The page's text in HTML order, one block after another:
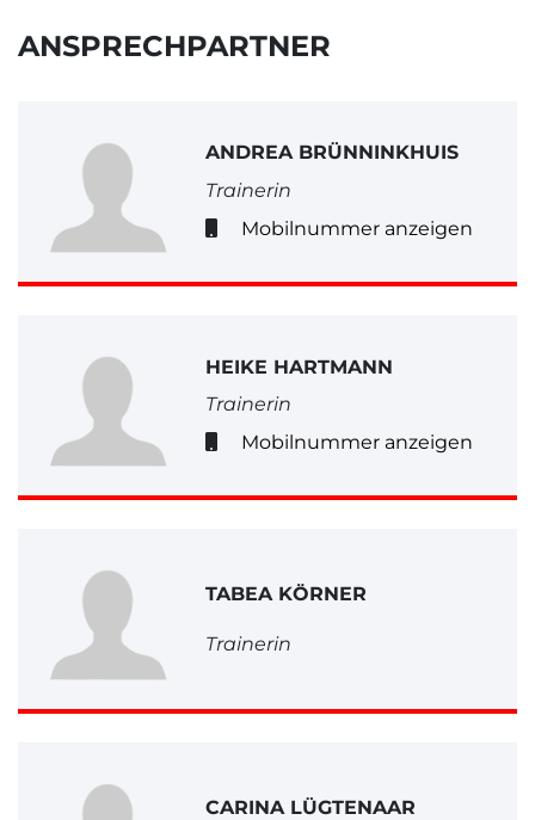
ANSPRECHPARTNER
ANDREA BRÜNNINKHUIS
Trainerin
Mobilnummer anzeigen
HEIKE HARTMANN
Trainerin
Mobilnummer anzeigen
TABEA KÖRNER
Trainerin
CARINA LÜGTENAAR